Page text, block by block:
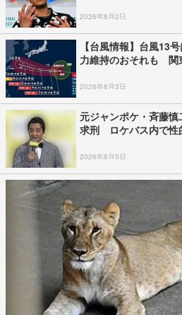
2026年8月2日
【台風情報】台風13
力維持のおそれも 関
2026年8月3日
元ジャンポケ・斉藤
求刑 ロケバス内で
2026年8月5日